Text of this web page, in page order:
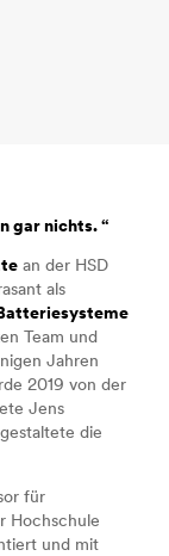
gar nichts. “
an der HSD
als
Team und
Jahren
2019 von der
Jens
die
für
Hochschule
und mit